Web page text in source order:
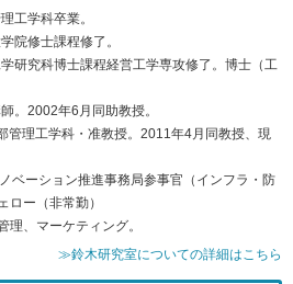
工学科卒業。
院修士課程修了。
研究科博士課程経営工学専攻修了。博士（工
。2002年6月同助教授。
管理工学科・准教授。2011年4月同教授、現
ベーション推進事務局参事官（インフラ・防
ロー（非常勤）
理、マーケティング。
≫鈴木研究室についての詳細はこちら